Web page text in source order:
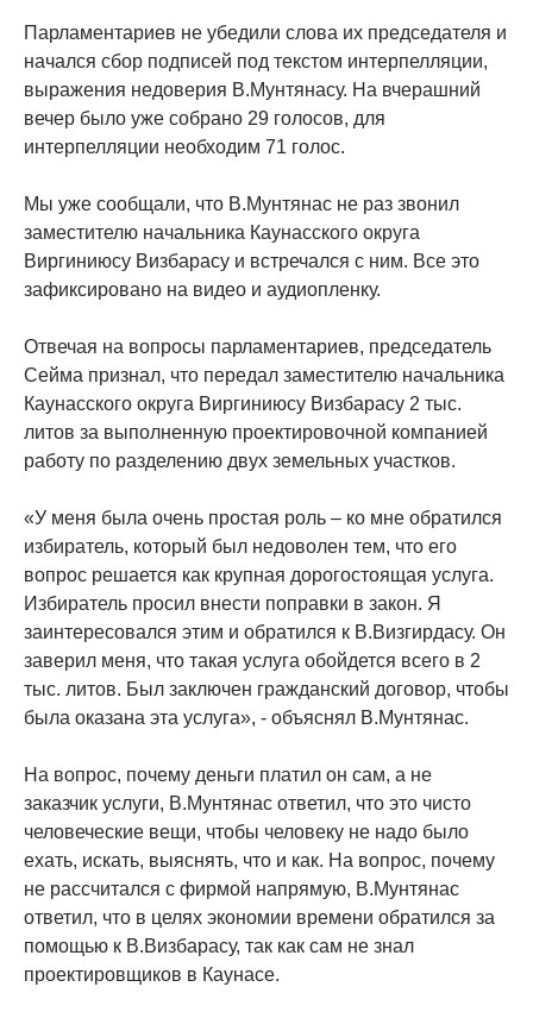
Парламентариев не убедили слова их председателя и
начался сбор подписей под текстом интерпелляции,
выражения недоверия В.Мунтянасу. На вчерашний
вечер было уже собрано 29 голосов, для
интерпелляции необходим 71 голос.
Мы уже сообщали, что В.Мунтянас не раз звонил
заместителю начальника Каунасского округа
Виргиниюсу Визбарасу и встречался с ним. Все это
зафиксировано на видео и аудиопленку.
Отвечая на вопросы парламентариев, председатель
Сейма признал, что передал заместителю начальника
Каунасского округа Виргиниюсу Визбарасу 2 тыс.
литов за выполненную проектировочной компанией
работу по разделению двух земельных участков.
«У меня была очень простая роль – ко мне обратился
избиратель, который был недоволен тем, что его
вопрос решается как крупная дорогостоящая услуга.
Избиратель просил внести поправки в закон. Я
заинтересовался этим и обратился к В.Визгирдасу. Он
заверил меня, что такая услуга обойдется всего в 2
тыс. литов. Был заключен гражданский договор, чтобы
была оказана эта услуга», - объяснял В.Мунтянас.
На вопрос, почему деньги платил он сам, а не
заказчик услуги, В.Мунтянас ответил, что это чисто
человеческие вещи, чтобы человеку не надо было
ехать, искать, выяснять, что и как. На вопрос, почему
не рассчитался с фирмой напрямую, В.Мунтянас
ответил, что в целях экономии времени обратился за
помощью к В.Визбарасу, так как сам не знал
проектировщиков в Каунасе.